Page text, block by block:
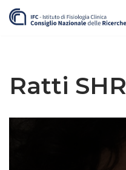
Ratti SHR